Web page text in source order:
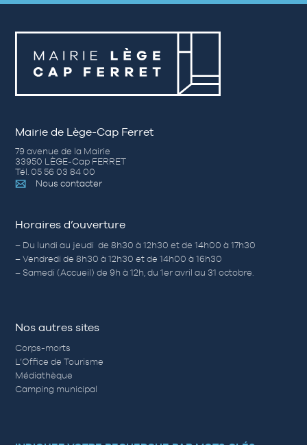
Mairie de Lège-Cap Ferret
79 avenue de la Mairie
33950 LÈGE-Cap FERRET
Tél. 05 56 03 84 00
Nous contacter
Horaires d’ouverture
– Du lundi au jeudi de 8h30 à 12h30 et de 14h00 à 17h30
– Vendredi de 8h30 à 12h30 et de 14h00 à 16h30
– Samedi (Accueil) de 9h à 12h, du 1er avril au 31 octobre.
Nos autres sites
Corps-morts
L’Office de Tourisme
Médiathèque
Camping municipal